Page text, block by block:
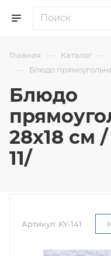
Главная — Каталог —
— Блюдо
Блюдо
28х18 см /
11/
Артикул: KY-141